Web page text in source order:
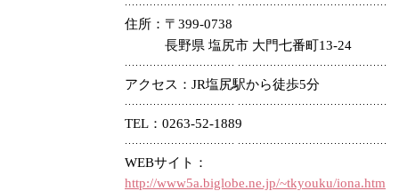
住所
〒399-0738
長野県 塩尻市 大門七番町13-24
アクセス JR塩尻駅から徒歩5分
TEL 0263-52-1889
WEBサイト
http://www5a.biglobe.ne.jp/~tkyouku/iona.htm